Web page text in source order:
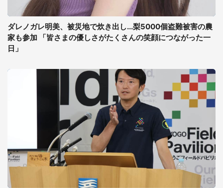
ダレノガレ明美、被災地で炊き出し...梨5000個盗難被害の農
家も参加 「皆さまの優しさがたくさんの笑顔につながった一
日」